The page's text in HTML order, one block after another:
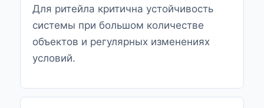
Для ритейла критична устойчивость
системы при большом количестве
объектов и регулярных изменениях
условий.